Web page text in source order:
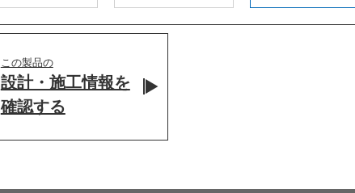
この製品の
設計・施工情報を
確認する